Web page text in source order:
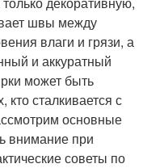
швы между
влаги и грязи, а
и аккуратный
может быть
сталкивается с
основные
внимание при
советы по